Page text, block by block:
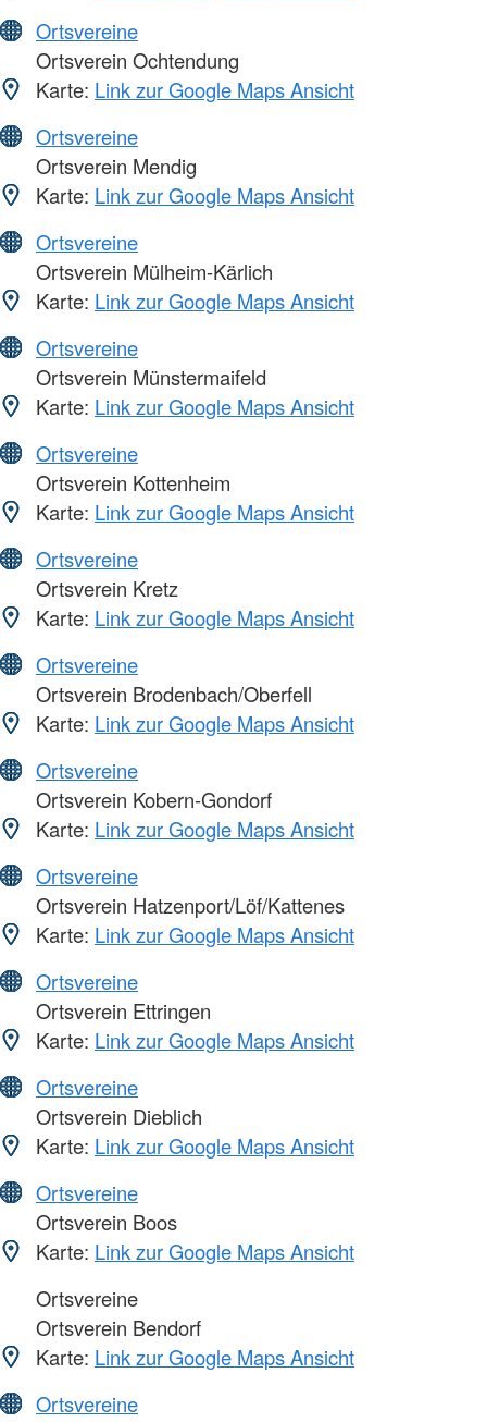
Ortsvereine
Ortsverein Ochtendung
Karte: Link zur Google Maps Ansicht
Ortsvereine
Ortsverein Mendig
Karte: Link zur Google Maps Ansicht
Ortsvereine
Ortsverein Mülheim-Kärlich
Karte: Link zur Google Maps Ansicht
Ortsvereine
Ortsverein Münstermaifeld
Karte: Link zur Google Maps Ansicht
Ortsvereine
Ortsverein Kottenheim
Karte: Link zur Google Maps Ansicht
Ortsvereine
Ortsverein Kretz
Karte: Link zur Google Maps Ansicht
Ortsvereine
Ortsverein Brodenbach/Oberfell
Karte: Link zur Google Maps Ansicht
Ortsvereine
Ortsverein Kobern-Gondorf
Karte: Link zur Google Maps Ansicht
Ortsvereine
Ortsverein Hatzenport/Löf/Kattenes
Karte: Link zur Google Maps Ansicht
Ortsvereine
Ortsverein Ettringen
Karte: Link zur Google Maps Ansicht
Ortsvereine
Ortsverein Dieblich
Karte: Link zur Google Maps Ansicht
Ortsvereine
Ortsverein Boos
Karte: Link zur Google Maps Ansicht
Ortsvereine
Ortsverein Bendorf
Karte: Link zur Google Maps Ansicht
Ortsvereine